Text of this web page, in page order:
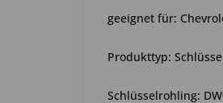
geeignet für:
Produkttyp:
Schlüsselrohling: